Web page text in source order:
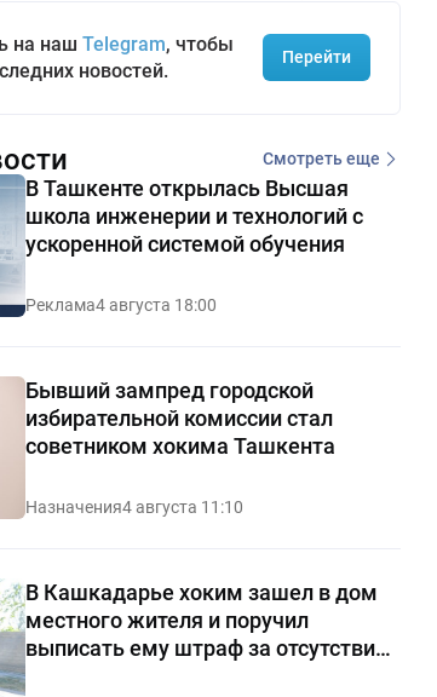
на наш Telegram, чтобы
новостей.
Перейти
Смотреть еще
В Ташкенте открылась Высшая
школа инженерии и технологий с
ускоренной системой обучения
Реклама4 августа 18:00
Бывший зампред городской
избирательной комиссии стал
советником хокима Ташкента
Назначения4 августа 11:10
В Кашкадарье хоким зашел в дом
местного жителя и поручил
выписать ему штраф за отсутствие
чистоты — видео